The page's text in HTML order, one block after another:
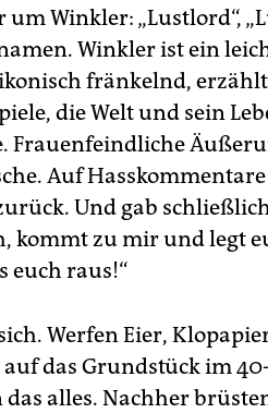
Winkler: „Lustlord“,
Winkler ist ein
fränkelnd,
die Welt und sein
Frauenfeindliche
Auf
Und gab
kommt zu mir und legt
euch raus!“
Werfen Eier,
das Grundstück im
alles. Nachher